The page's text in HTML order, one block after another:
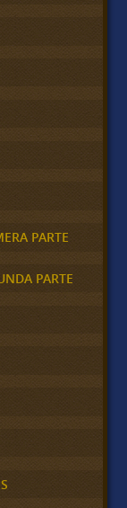
PARTE
PARTE